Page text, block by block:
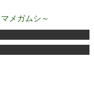
メガムシ～